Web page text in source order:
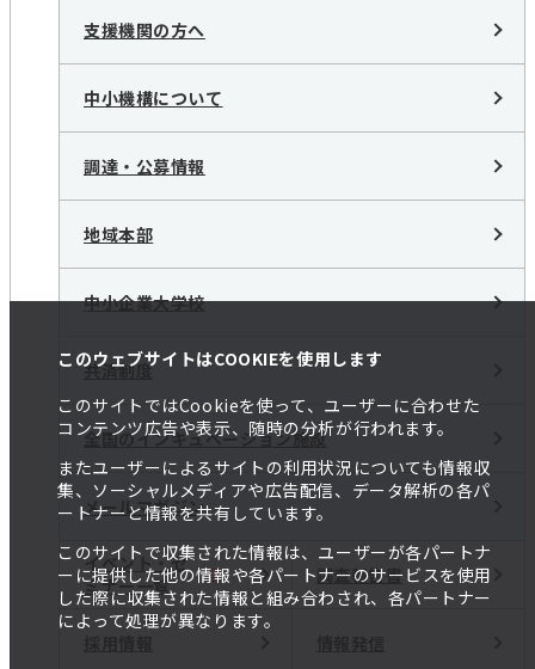
このウェブサイトはCOOKIEを使用します
このサイトではCookieを使って、ユーザーに合わせた
コンテンツ広告や表示、随時の分析が行われます。
またユーザーによるサイトの利用状況についても情報収
集、ソーシャルメディアや広告配信、データ解析の各パ
ートナーと情報を共有しています。
このサイトで収集された情報は、ユーザーが各パートナ
ーに提供した他の情報や各パートナーのサービスを使用
した際に収集された情報と組み合わされ、各パートナー
によって処理が異なります。
支援機関の方へ
中小機構について
調達・公募情報
地域本部
中小企業大学校
共済制度
全国のインキュベーション施設
メールマガジン
イベント・セ
ミナー一覧
調査報告書